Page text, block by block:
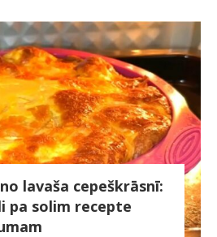
lavaša cepeškrāsnī:
pa solim recepte